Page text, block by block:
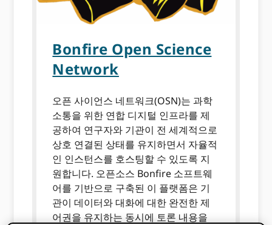
Bonfire Open Science
Network
오픈 사이언스 네트워크(OSN)는 과학
소통을 위한 연합 디지털 인프라를 제
공하여 연구자와 기관이 전 세계적으로
상호 연결된 상태를 유지하면서 자율적
인 인스턴스를 호스팅할 수 있도록 지
원합니다. 오픈소스 Bonfire 소프트웨
어를 기반으로 구축된 이 플랫폼은 기
관이 데이터와 대화에 대한 완전한 제
어권을 유지하는 동시에 토론 내용을